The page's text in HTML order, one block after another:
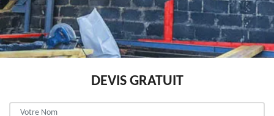
DEVIS GRATUIT